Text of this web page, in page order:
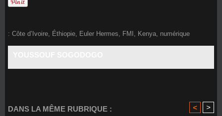
: Côte d’Ivoire, Éthiopie, Euler Hermes, FMI , Kenya, numérique
DANS LA MÊME RUBRIQUE : < >